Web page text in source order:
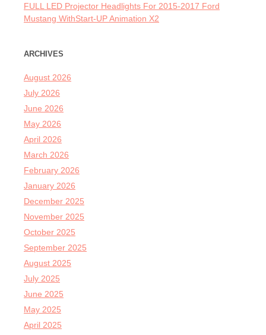
FULL LED Projector Headlights For 2015-2017 Ford
Mustang WithStart-UP Animation X2
ARCHIVES
August 2026
July 2026
June 2026
May 2026
April 2026
March 2026
February 2026
January 2026
December 2025
November 2025
October 2025
September 2025
August 2025
July 2025
June 2025
May 2025
April 2025